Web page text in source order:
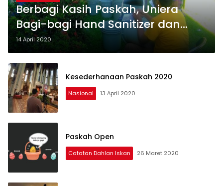
Berbagi Kasih Paskah, Uniera
Bagi-bagi Hand Sanitizer dan
Ratusan Ember
14 April 2020
Kesederhanaan Paskah 2020
Nasional 13 April 2020
Paskah Open
Catatan Dahlan Iskan 26 Maret 2020